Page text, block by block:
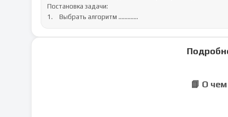
Постановка задачи:
1.	Выбрать алгоритм .............
📘 О